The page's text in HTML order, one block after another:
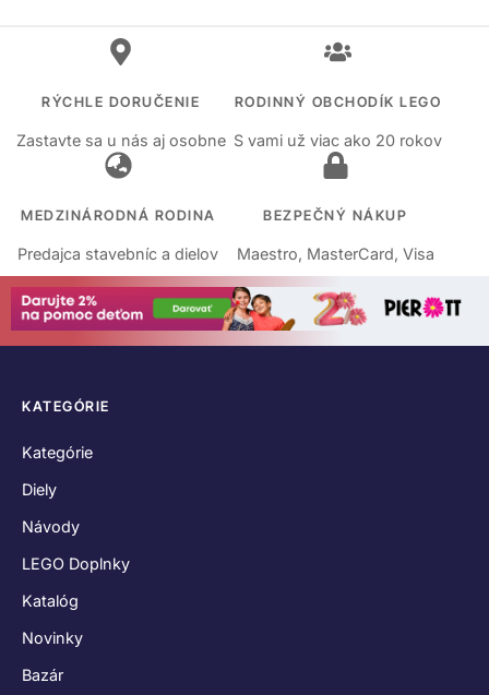
RÝCHLE DORUČENIE
Zastavte sa u nás aj osobne
RODINNÝ OBCHODÍK LEGO
S vami už viac ako 20 rokov
MEDZINÁRODNÁ RODINA
Predajca stavebníc a dielov
BEZPEČNÝ NÁKUP
Maestro, MasterCard, Visa
KATEGÓRIE
Kategórie
Diely
Návody
LEGO Doplnky
Katalóg
Novinky
Bazár